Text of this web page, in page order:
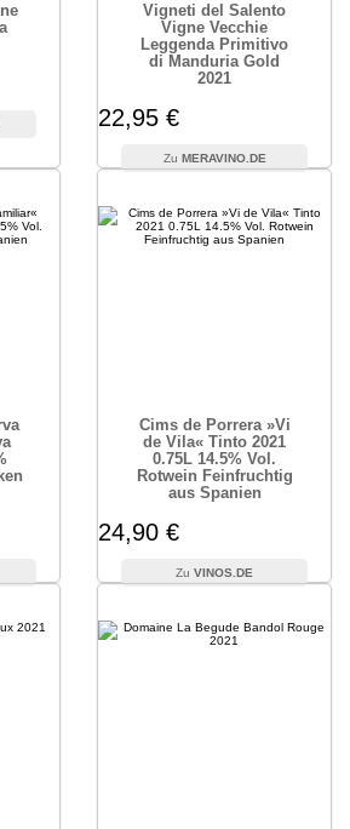
Vigneti del Salento
Vigne Vecchie
Leggenda Primitivo
di Manduria Gold
2021
22,95 €
MERAVINO.DE
Cims de Porrera »Vi
de Vila« Tinto 2021
0.75L 14.5% Vol.
Rotwein Feinfruchtig
aus Spanien
24,90 €
VINOS.DE